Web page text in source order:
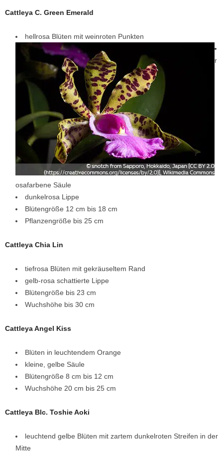
Cattleya C. Green Emerald
hellrosa Blüten mit weinroten Punkten
r
osafarbene Säule
dunkelrosa Lippe
Blütengröße 12 cm bis 18 cm
Pflanzengröße bis 25 cm
Cattleya Chia Lin
tiefrosa Blüten mit gekräuseltem Rand
gelb-rosa schattierte Lippe
Blütengröße bis 23 cm
Wuchshöhe bis 30 cm
Cattleya Angel Kiss
Blüten in leuchtendem Orange
kleine, gelbe Säule
Blütengröße 8 cm bis 12 cm
Wuchshöhe 20 cm bis 25 cm
Cattleya Blc. Toshie Aoki
leuchtend gelbe Blüten mit zartem dunkelroten Streifen in der
Mitte